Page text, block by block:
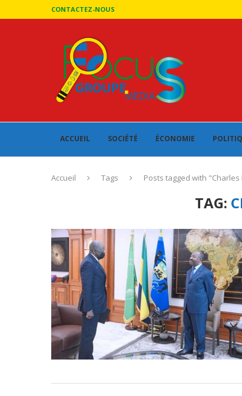
CONTACTEZ-NOUS
ACCUEIL SOCIÉTÉ ÉCONOMIE
Accueil Tags Posts tagged with "Charles
TAG: